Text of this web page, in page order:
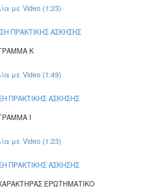
με Video (1:23)
ΠΡΑΚΤΙΚΗΣ ΑΣΚΗΣΗΣ
Κ
με Video (1:49)
ΠΡΑΚΤΙΚΗΣ ΑΣΚΗΣΗΣ
Ι
με Video (1:23)
ΠΡΑΚΤΙΚΗΣ ΑΣΚΗΣΗΣ
ΕΡΩΤΗΜΑΤΙΚΟ